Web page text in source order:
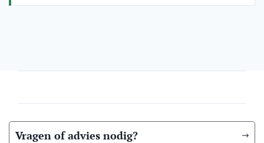
Vragen of advies nodig?